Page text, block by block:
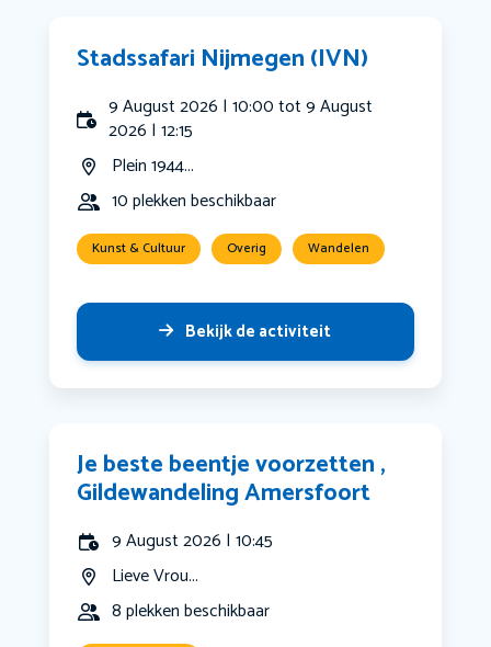
Stadssafari Nijmegen (IVN)
9 August 2026 | 10:00 tot 9 August
2026 | 12:15
Plein 1944...
10 plekken beschikbaar
Kunst & Cultuur Overig Wandelen
Bekijk de activiteit
Je beste beentje voorzetten ,
Gildewandeling Amersfoort
9 August 2026 | 10:45
Lieve Vrou...
8 plekken beschikbaar